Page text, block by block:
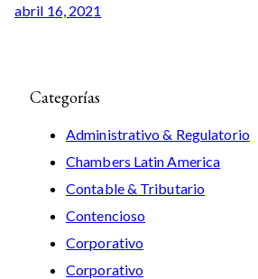
abril 16, 2021
Categorías
Administrativo & Regulatorio
Chambers Latin America
Contable & Tributario
Contencioso
Corporativo
Corporativo